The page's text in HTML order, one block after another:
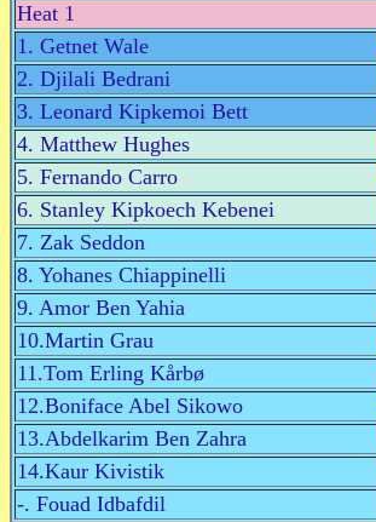
Heat 1
1. Getnet Wale
2. Djilali Bedrani
3. Leonard Kipkemoi Bett
4. Matthew Hughes
5. Fernando Carro
6. Stanley Kipkoech Kebenei
7. Zak Seddon
8. Yohanes Chiappinelli
9. Amor Ben Yahia
10.Martin Grau
11.Tom Erling Kårbø
12.Boniface Abel Sikowo
13.Abdelkarim Ben Zahra
14.Kaur Kivistik
-. Fouad Idbafdil